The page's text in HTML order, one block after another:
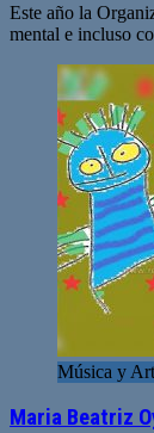
Este año la
mental e incluso
Música y
Maria Beatriz